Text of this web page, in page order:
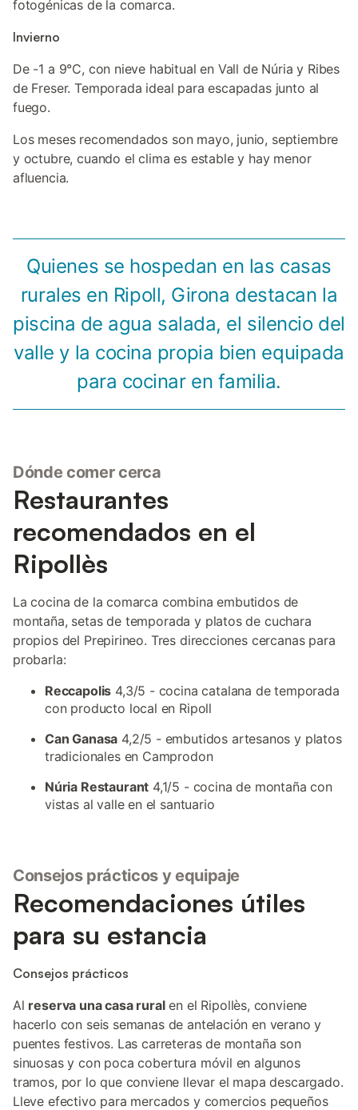
fotogénicas de la comarca.
Invierno
De -1 a 9°C, con nieve habitual en Vall de Núria y Ribes
de Freser. Temporada ideal para escapadas junto al
fuego.
Los meses recomendados son mayo, junio, septiembre
y octubre, cuando el clima es estable y hay menor
afluencia.
Quienes se hospedan en las casas
rurales en Ripoll, Girona destacan la
piscina de agua salada, el silencio del
valle y la cocina propia bien equipada
para cocinar en familia.
Dónde comer cerca
Restaurantes
recomendados en el
Ripollès
La cocina de la comarca combina embutidos de
montaña, setas de temporada y platos de cuchara
propios del Prepirineo. Tres direcciones cercanas para
probarla:
Reccapolis 4,3/5 - cocina catalana de temporada
con producto local en Ripoll
Can Ganasa 4,2/5 - embutidos artesanos y platos
tradicionales en Camprodon
Núria Restaurant 4,1/5 - cocina de montaña con
vistas al valle en el santuario
Consejos prácticos y equipaje
Recomendaciones útiles
para su estancia
Consejos prácticos
Al reserva una casa ruralen el Ripollès, conviene
hacerlo con seis semanas de antelación en verano y
puentes festivos. Las carreteras de montaña son
sinuosas y con poca cobertura móvil en algunos
tramos, por lo que conviene llevar el mapa descargado.
Lleve efectivo para mercados y comercios pequeños